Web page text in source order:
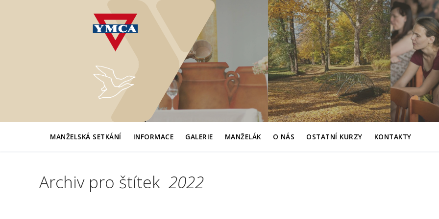
MANŽELSKÁ SETKÁNÍ INFORMACE GALERIE MANŽELÁK O NÁS OSTATNÍ KURZY KONTAKTY
Archiv pro štítek 2022